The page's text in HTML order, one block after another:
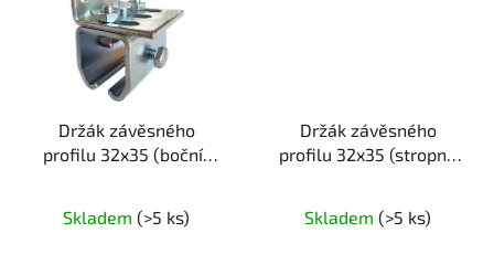
Držák závěsného
profilu 32x35 (boční)
Skladem (>5 ks)
Držák závěsného
profilu 32x35 (stropní)
Skladem (>5 ks)